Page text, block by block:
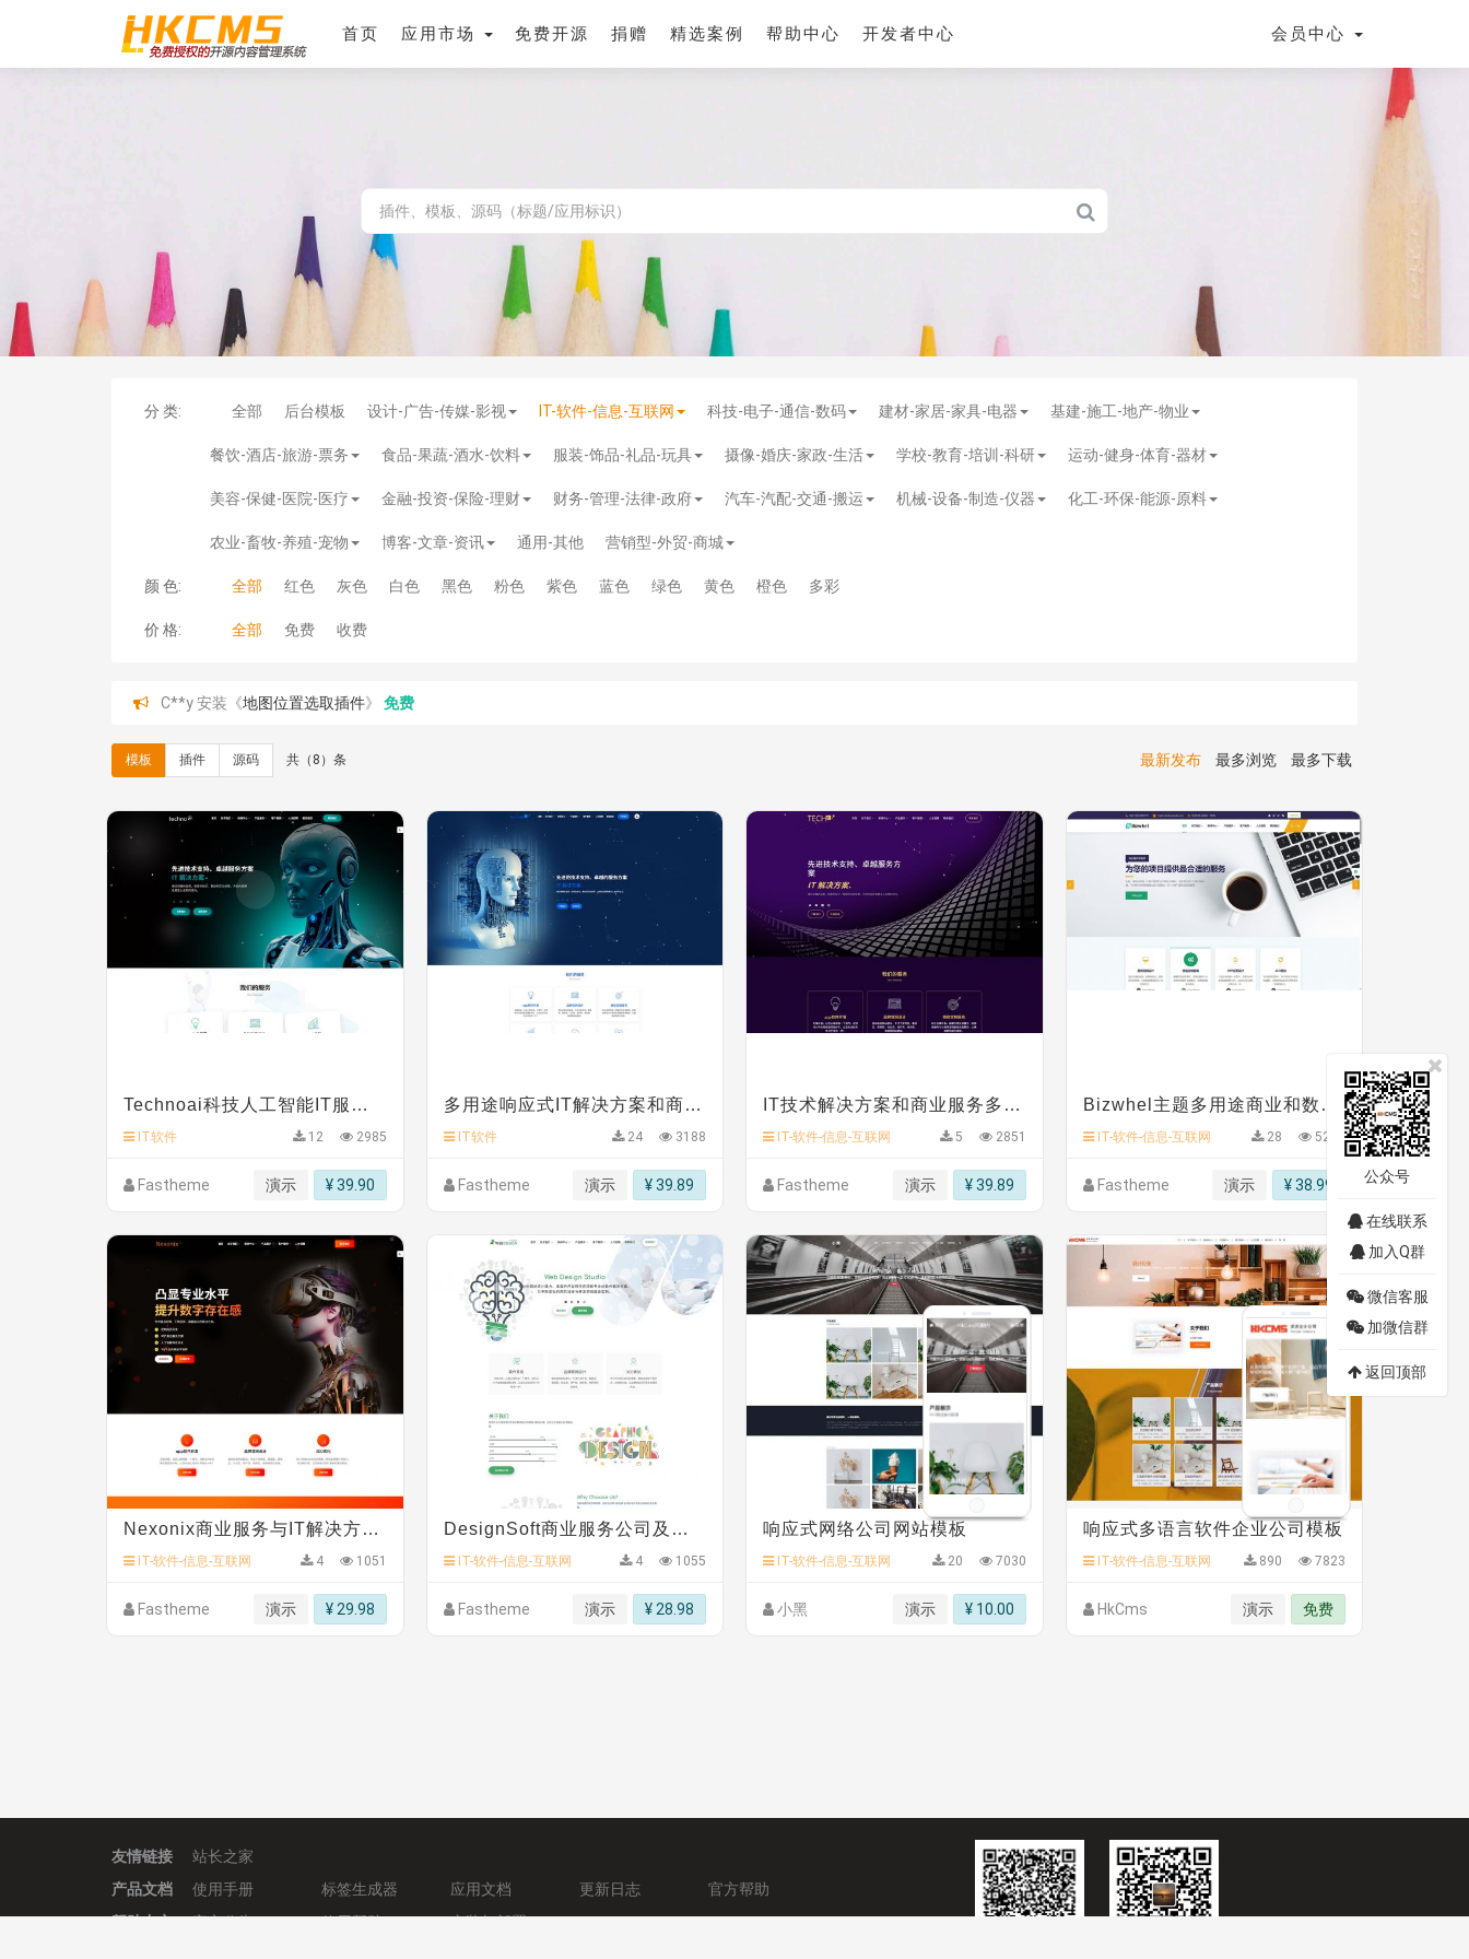
首页 应用市场 免费开源 捐赠 精选案例 帮助中心 开发者中心 会员中心
分 类: 全部 后台模板 设计-广告-传媒-影视 IT-软件-信息-互联网 科技-电子-通信-数码 建材-家居-家具-电器 基建-施工-地产-物业
餐饮-酒店-旅游-票务 食品-果蔬-酒水-饮料 服装-饰品-礼品-玩具 摄像-婚庆-家政-生活 学校-教育-培训-科研 运动-健身-体育-器材
美容-保健-医院-医疗 金融-投资-保险-理财 财务-管理-法律-政府 汽车-汽配-交通-搬运 机械-设备-制造-仪器 化工-环保-能源-原料
农业-畜牧-养殖-宠物 博客-文章-资讯 通用-其他 营销型-外贸-商城
颜 色: 全部 红色 灰色 白色 黑色 粉色 紫色 蓝色 绿色 黄色 橙色 多彩
价 格: 全部 免费 收费
hk****08 安装《Prism代码高亮插件》
hk****08 安装《
hk****08 安装《
禁止IP访问
hk****80 安装《响应式多语言企业公司简单通用模板》免费
文章采集插件（支持多模型） 》
￥20.00
地图位置选取插件
hk****70 安装《 sitemaps站点地图
免费
hk****28 安装《 Technoai科技人工智能IT服务多用途网站模板
￥39.90
鸾**月 安装《
文件预览》￥9.90
C**y 安装《响应式多语言白色主题通用企业站》免费
C**y 安装《双语言响应式科技通用模板 》免费
C**y 安装《双语言响应式科技通用模板
C**y 安装《
C**y 安装《 双语言响应式科技通用模板
C**y 安装《 地图位置选取插件
模板 插件 源码 共（8）条 最新发布 最多浏览 最多下载
Technoai科技人工智能IT服务多用途网站模板
IT软件 12 2985
Fastheme 演示 ¥ 39.90
多用途响应式IT解决方案和商业服务网站模板
IT软件 24 3188
Fastheme 演示 ¥ 39.89
IT技术解决方案和商业服务多用途响应式主题
IT-软件-信息-互联网 5 2851
Fastheme 演示 ¥ 39.89
Bizwhel主题多用途商业和数字机构cms模板现代商务型公司网站模板
IT-软件-信息-互联网 28 5217
Fastheme 演示 ¥ 38.99
Nexonix商业服务与IT解决方案多功能响应式网站模板
IT-软件-信息-互联网 4 1051
Fastheme 演示 ¥ 29.98
DesignSoft商业服务公司及网页设计工作室网站模板
IT-软件-信息-互联网 4 1055
Fastheme 演示 ¥ 28.98
响应式网络公司网站模板
IT-软件-信息-互联网 20 7030
小黑 演示 ¥ 10.00
响应式多语言软件企业公司模板
IT-软件-信息-互联网 890 7823
HkCms 演示 免费
友情链接
站长之家
产品文档
使用手册 标签生成器 应用文档 更新日志
官方帮助
帮助中心
官方公告 使用帮助
安装与部署
公众号
在线联系
加入Q群
微信客服
加微信群
返回顶部